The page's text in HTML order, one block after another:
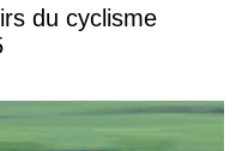
du cyclisme